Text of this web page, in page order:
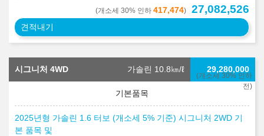
(개소세 30% 인하 417,474) 27,082,526
견적내기
시그니처 4WD 가솔린 10.8㎞/ℓ
(개소세 30% 인하
전)
29,280,000
2025년형 가솔린 1.6 터보 (개소세 5% 기준) 시그니처 2WD 기
본 품목 및